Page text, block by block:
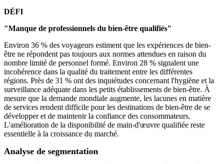
DÉFI
"Manque de professionnels du bien-être qualifiés"
Environ 36 % des voyageurs estiment que les expériences de bien-
être ne répondent pas toujours aux normes attendues en raison du
nombre limité de personnel formé. Environ 28 % signalent une
incohérence dans la qualité du traitement entre les différentes
régions. Près de 31 % ont des inquiétudes concernant l'hygiène et la
surveillance adéquate dans les petits établissements de bien-être. À
mesure que la demande mondiale augmente, les lacunes en matière
de services rendent difficile pour les destinations de bien-être de se
développer et de maintenir la confiance des consommateurs.
L'amélioration de la disponibilité de main-d'œuvre qualifiée reste
essentielle à la croissance du marché.
Analyse de segmentation